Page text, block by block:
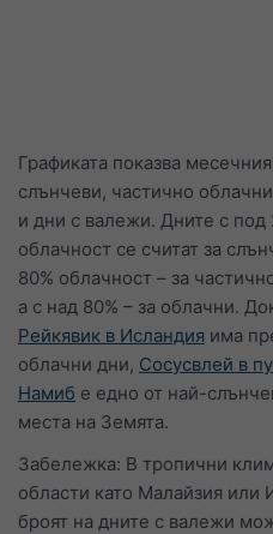
Графиката показва
слънчеви, частично
и дни с валежи. Дните с под
облачност се считат за
80% облачност – за
а с над 80% – за облачни.
Рейкявик в Исландия има
облачни дни, Сосусвлей в
Намиб е едно от най-
места на Земята.
Забележка: В тропични
области като Малайзия или
броят на дните с валежи